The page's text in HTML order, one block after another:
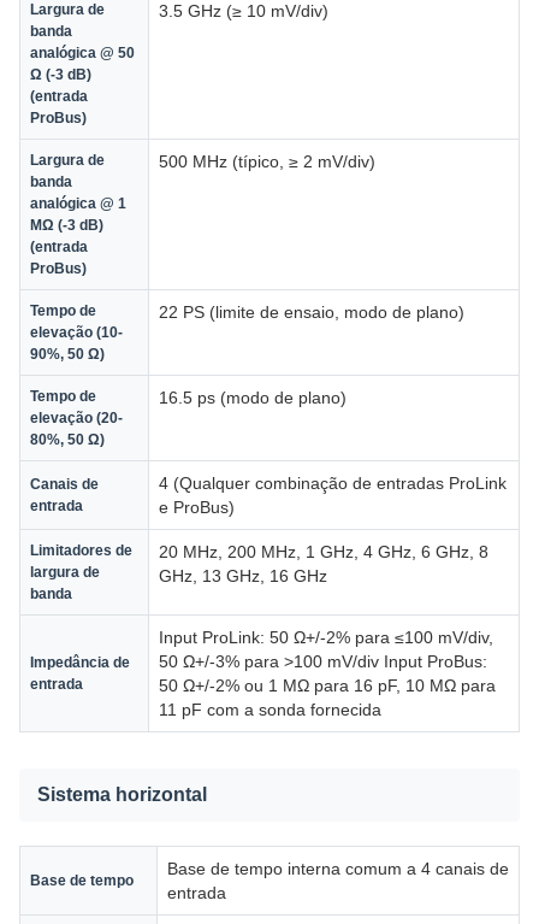
Largura de
banda
analógica @ 50
Ω (-3 dB)
(entrada
ProBus)
3.5 GHz (≥ 10 mV/div)
Largura de
banda
analógica @ 1
MΩ (-3 dB)
(entrada
ProBus)
500 MHz (típico, ≥ 2 mV/div)
Tempo de
elevação (10-
90%, 50 Ω)
22 PS (limite de ensaio, modo de plano)
Tempo de
elevação (20-
80%, 50 Ω)
16.5 ps (modo de plano)
Canais de
entrada
4 (Qualquer combinação de entradas ProLink
e ProBus)
Limitadores de
largura de
banda
20 MHz, 200 MHz, 1 GHz, 4 GHz, 6 GHz, 8
GHz, 13 GHz, 16 GHz
Impedância de
entrada
Input ProLink: 50 Ω+/-2% para ≤100 mV/div,
50 Ω+/-3% para >100 mV/div Input ProBus:
50 Ω+/-2% ou 1 MΩ para 16 pF, 10 MΩ para
11 pF com a sonda fornecida
Sistema horizontal
Base de tempo
Base de tempo interna comum a 4 canais de
entrada